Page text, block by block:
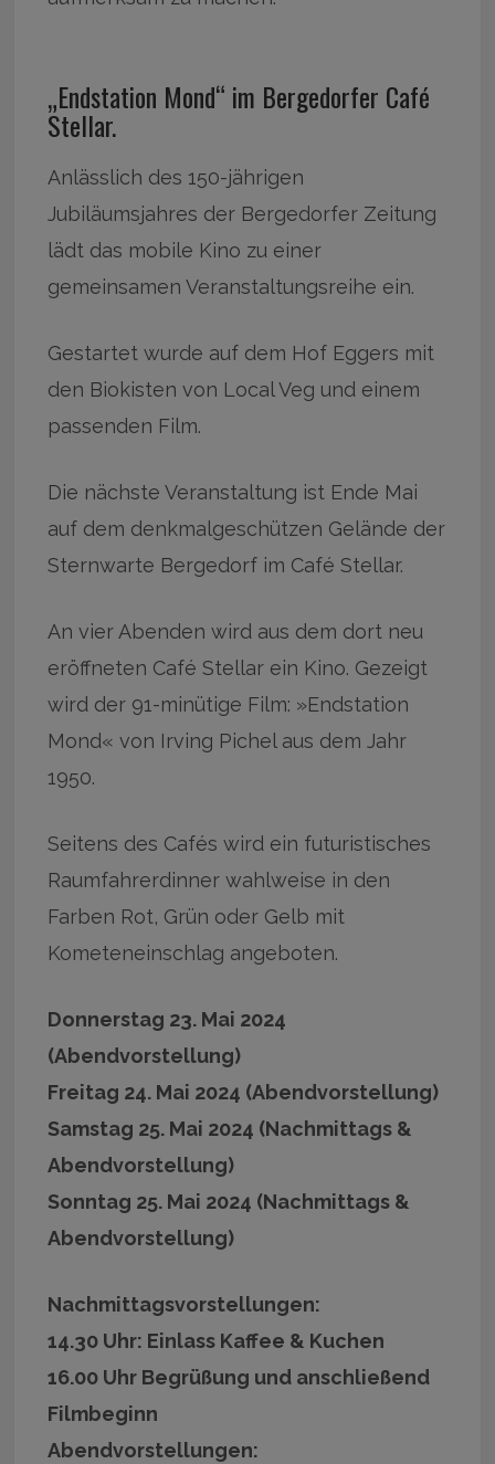
„Endstation Mond“ im Bergedorfer Café
Stellar.
Anlässlich des 150-jährigen
Jubiläumsjahres der Bergedorfer Zeitung
lädt das mobile Kino zu einer
gemeinsamen Veranstaltungsreihe ein.
Gestartet wurde auf dem Hof Eggers mit
den Biokisten von Local Veg und einem
passenden Film.
Die nächste Veranstaltung ist Ende Mai
auf dem denkmalgeschützen Gelände der
Sternwarte Bergedorf im Café Stellar.
An vier Abenden wird aus dem dort neu
eröffneten Café Stellar ein Kino. Gezeigt
wird der 91-minütige Film: »Endstation
Mond« von Irving Pichel aus dem Jahr
1950.
Seitens des Cafés wird ein futuristisches
Raumfahrerdinner wahlweise in den
Farben Rot, Grün oder Gelb mit
Kometeneinschlag angeboten.
Donnerstag 23. Mai 2024
(Abendvorstellung)
Freitag 24. Mai 2024 (Abendvorstellung)
Samstag 25. Mai 2024 (Nachmittags &
Abendvorstellung)
Sonntag 25. Mai 2024 (Nachmittags &
Abendvorstellung)
Nachmittagsvorstellungen:
14.30 Uhr: Einlass Kaffee & Kuchen
16.00 Uhr Begrüßung und anschließend
Filmbeginn
Abendvorstellungen: